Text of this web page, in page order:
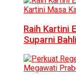
Raih Kartini
Suparni